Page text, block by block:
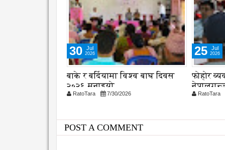
30 Jul
2026
बाके र बर्दियामा विश्व बाघ दिवस
२०२६ मनाइयो
RatoTara 7/30/2026
25 Jul
2026
फोहोर
छलफल
RatoTara
POST A COMMENT